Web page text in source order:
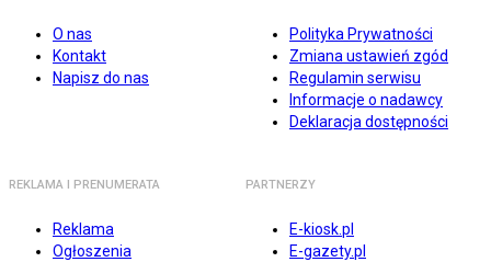
O nas
Kontakt
Napisz do nas
Polityka Prywatności
Zmiana ustawień zgód
Regulamin serwisu
Informacje o nadawcy
Deklaracja dostępności
REKLAMA I PRENUMERATA
Reklama
Ogłoszenia
PARTNERZY
E-kiosk.pl
E-gazety.pl